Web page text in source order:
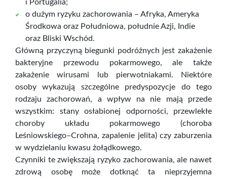
i Portugalia;
o dużym ryzyku zachorowania – Afryka, Ameryka
Środkowa oraz Południowa, południe Azji, Indie
oraz Bliski Wschód.
Główną przyczyną biegunki podróżnych jest zakażenie
bakteryjne przewodu pokarmowego, ale także
zakażenie wirusami lub pierwotniakami. Niektóre
osoby wykazują szczególne predyspozycje do tego
rodzaju zachorowań, a wpływ na nie mają przede
wszystkim: stany osłabionej odporności, przewlekłe
choroby układu pokarmowego (choroba
Leśniowskiego–Crohna, zapalenie jelita) czy zaburzenia
w wydzielaniu kwasu żołądkowego.
Czynniki te zwiększają ryzyko zachorowania, ale nawet
zdrową osobę może dotknąć ta nieprzyjemna